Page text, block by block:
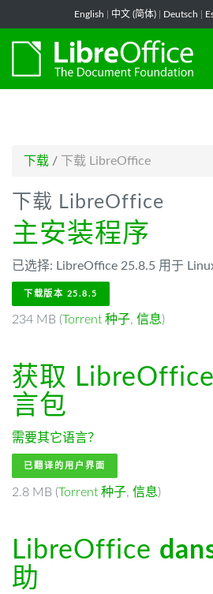
English 中文 (简体) Deutsch
下载 / 下载 LibreOffice
下载 LibreOffice
主安装程序
已选择: LibreOffice 25.8.5 用于
下载版本 25.8.5
234 MB (Torrent 种子, 信息)
获取 LibreOffice
言包
需要其它语言？
已翻译的用户界面
2.8 MB (Torrent 种子, 信息)
LibreOffice
助